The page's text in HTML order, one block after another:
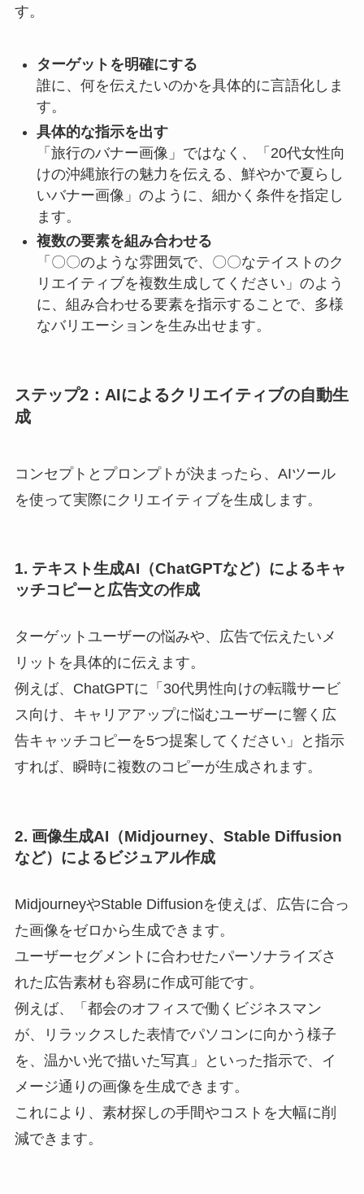
す。
ターゲットを明確にする
誰に、何を伝えたいのかを具体的に言語化しま
す。
具体的な指示を出す
「旅行のバナー画像」ではなく、「20代女性向
けの沖縄旅行の魅力を伝える、鮮やかで夏らし
いバナー画像」のように、細かく条件を指定し
ます。
複数の要素を組み合わせる
「〇〇のような雰囲気で、〇〇なテイストのク
リエイティブを複数生成してください」のよう
に、組み合わせる要素を指示することで、多様
なバリエーションを生み出せます。
ステップ2：AIによるクリエイティブの自動生
成
コンセプトとプロンプトが決まったら、AIツール
を使って実際にクリエイティブを生成します。
1. テキスト生成AI（ChatGPTなど）によるキャ
ッチコピーと広告文の作成
ターゲットユーザーの悩みや、広告で伝えたいメ
リットを具体的に伝えます。
例えば、ChatGPTに「30代男性向けの転職サービ
ス向け、キャリアアップに悩むユーザーに響く広
告キャッチコピーを5つ提案してください」と指示
すれば、瞬時に複数のコピーが生成されます。
2. 画像生成AI（Midjourney、Stable Diffusion
など）によるビジュアル作成
MidjourneyやStable Diffusionを使えば、広告に合っ
た画像をゼロから生成できます。
ユーザーセグメントに合わせたパーソナライズさ
れた広告素材も容易に作成可能です。
例えば、「都会のオフィスで働くビジネスマン
が、リラックスした表情でパソコンに向かう様子
を、温かい光で描いた写真」といった指示で、イ
メージ通りの画像を生成できます。
これにより、素材探しの手間やコストを大幅に削
減できます。